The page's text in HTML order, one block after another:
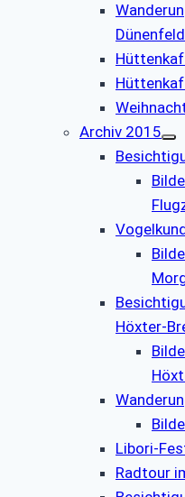
Dünenfeld
Archiv 2015
Höxter-
Libori-
Radtour